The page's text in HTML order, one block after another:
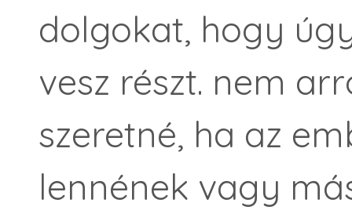
dolgokat, hogy
vesz részt. nem
szeretné, ha az
lennének vagy